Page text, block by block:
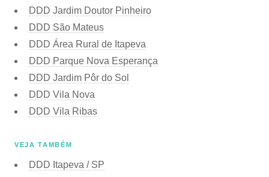
DDD Jardim Doutor Pinheiro
DDD São Mateus
DDD Área Rural de Itapeva
DDD Parque Nova Esperança
DDD Jardim Pôr do Sol
DDD Vila Nova
DDD Vila Ribas
VEJA TAMBÉM
DDD Itapeva / SP